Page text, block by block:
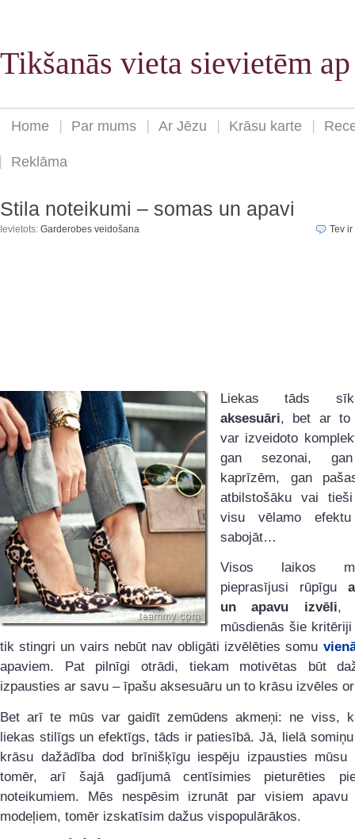
Tikšanās vieta sievietēm
Home Par mums Ar Jēzu Krāsu karte
Reklāma
Stila noteikumi – somas un apavi
Ievietots: Garderobes veidošana Tev ir
Liekas tāds
aksesuāri, bet ar to
var izveidoto
gan sezonai,
kaprīzēm, gan
atbilstošāku vai
visu vēlamo efektu
sabojāt…
Visos laikos
pieprasījusi rūpīgu
un apavu izvēli,
mūsdienās šie
tik stingri un vairs nebūt nav obligāti izvēlēties somu
apaviem. Pat pilnīgi otrādi, tiekam motivētas būt
izpausties ar savu – īpašu aksesuāru un to krāsu izvēles
Bet arī te mūs var gaidīt zemūdens akmeņi: ne viss,
liekas stilīgs un efektīgs, tāds ir patiesībā. Jā, lielā
krāsu dažādība dod brīnišķīgu iespēju izpausties mūsu
tomēr, arī šajā gadījumā centīsimies pieturēties
noteikumiem. Mēs nespēsim izrunāt par visiem
modeļiem, tomēr izskatīsim dažus vispopulārākos.